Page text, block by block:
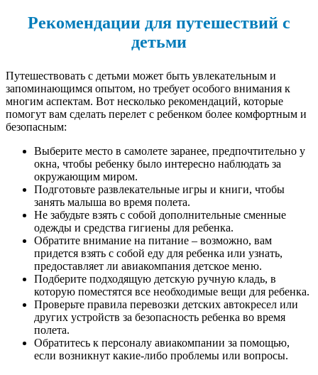
Рекомендации для путешествий с
детьми
Путешествовать с детьми может быть увлекательным и
запоминающимся опытом, но требует особого внимания к
многим аспектам. Вот несколько рекомендаций, которые
помогут вам сделать перелет с ребенком более комфортным и
безопасным:
Выберите место в самолете заранее, предпочтительно у
окна, чтобы ребенку было интересно наблюдать за
окружающим миром.
Подготовьте развлекательные игры и книги, чтобы
занять малыша во время полета.
Не забудьте взять с собой дополнительные сменные
одежды и средства гигиены для ребенка.
Обратите внимание на питание – возможно, вам
придется взять с собой еду для ребенка или узнать,
предоставляет ли авиакомпания детское меню.
Подберите подходящую детскую ручную кладь, в
которую поместятся все необходимые вещи для ребенка.
Проверьте правила перевозки детских автокресел или
других устройств за безопасность ребенка во время
полета.
Обратитесь к персоналу авиакомпании за помощью,
если возникнут какие-либо проблемы или вопросы.